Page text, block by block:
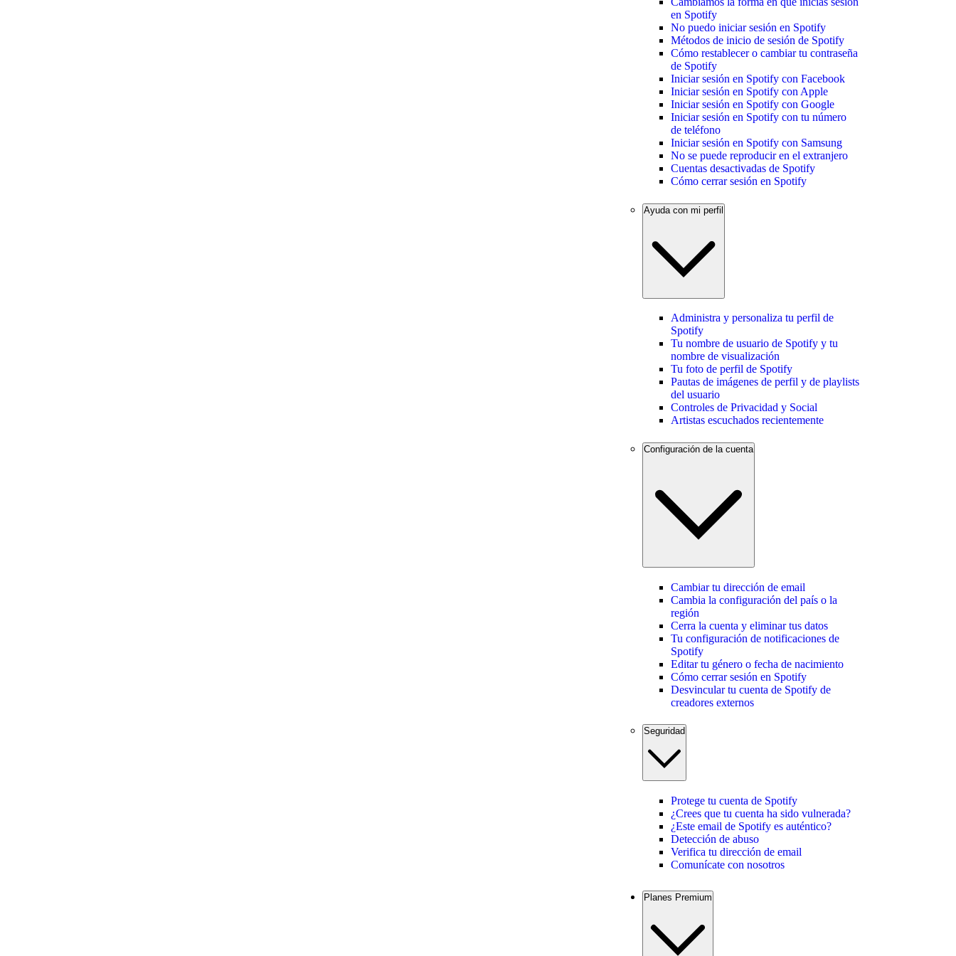
en Spotify
No puedo iniciar sesión en Spotify
Métodos de inicio de sesión de Spotify
Cómo restablecer o cambiar tu contraseña
de Spotify
Iniciar sesión en Spotify con Facebook
Iniciar sesión en Spotify con Apple
Iniciar sesión en Spotify con Google
Iniciar sesión en Spotify con tu número
de teléfono
Iniciar sesión en Spotify con Samsung
No se puede reproducir en el extranjero
Cuentas desactivadas de Spotify
Cómo cerrar sesión en Spotify
Ayuda con mi perfil
Administra y personaliza tu perfil de
Spotify
Tu nombre de usuario de Spotify y tu
nombre de visualización
Tu foto de perfil de Spotify
Pautas de imágenes de perfil y de playlists
del usuario
Controles de Privacidad y Social
Artistas escuchados recientemente
Configuración de la cuenta
Cambiar tu dirección de email
Cambia la configuración del país o la
región
Cerra la cuenta y eliminar tus datos
Tu configuración de notificaciones de
Spotify
Editar tu género o fecha de nacimiento
Cómo cerrar sesión en Spotify
Desvincular tu cuenta de Spotify de
creadores externos
Seguridad
Protege tu cuenta de Spotify
¿Crees que tu cuenta ha sido vulnerada?
¿Este email de Spotify es auténtico?
Detección de abuso
Verifica tu dirección de email
Comunícate con nosotros
Planes Premium